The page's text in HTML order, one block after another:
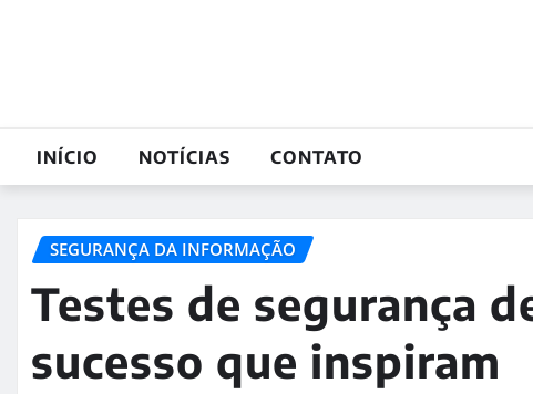
INÍCIO NOTÍCIAS CONTATO
SEGURANÇA DA INFORMAÇÃO
Testes de segurança
sucesso que inspiram